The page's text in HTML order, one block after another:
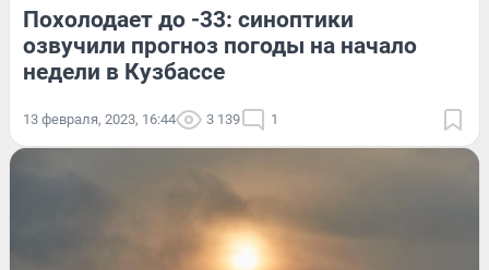
Похолодает до -33: синоптики
озвучили прогноз погоды на начало
недели в Кузбассе
13 февраля, 2023, 16:44 3 139 1